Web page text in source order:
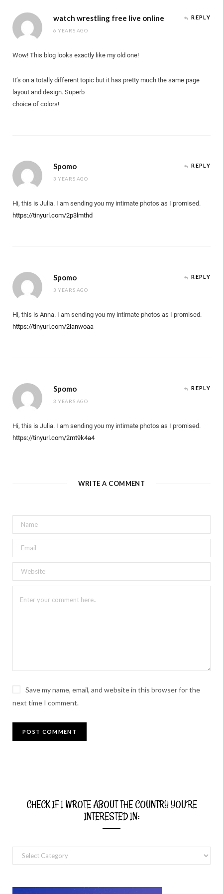
watch wrestling free live online
6 YEARS AGO
REPLY
Wow! This blog looks exactly like my old one!
It’s on a totally different topic but it has pretty much the same page
layout and design. Superb
choice of colors!
Spomo
3 YEARS AGO
REPLY
Hi, this is Julia. I am sending you my intimate photos as I promised.
https://tinyurl.com/2p3lmthd
Spomo
3 YEARS AGO
REPLY
Hi, this is Anna. I am sending you my intimate photos as I promised.
https://tinyurl.com/2lanwoaa
Spomo
3 YEARS AGO
REPLY
Hi, this is Julia. I am sending you my intimate photos as I promised.
https://tinyurl.com/2mt9k4a4
WRITE A COMMENT
Save my name, email, and website in this browser for the
next time I comment.
CHECK IF I WROTE ABOUT THE COUNTRY YOU’RE
INTERESTED IN:
Check
if